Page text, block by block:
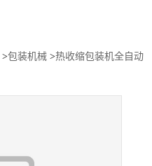
>包装机械 >热收缩包装机全自动